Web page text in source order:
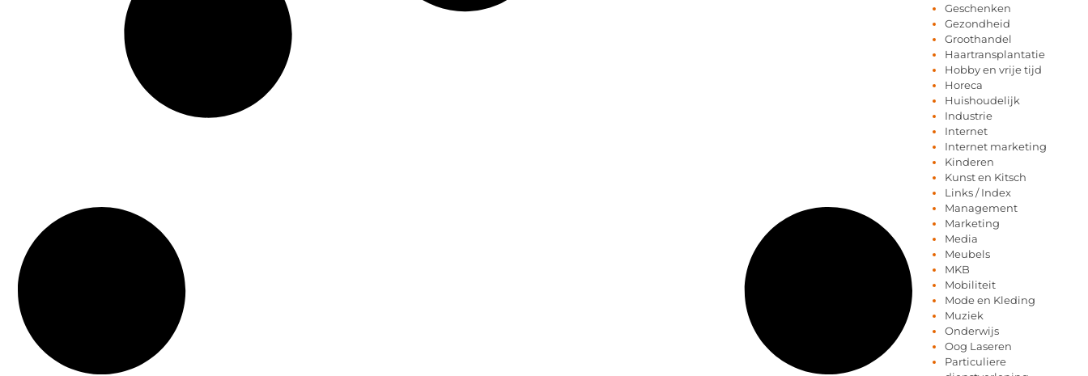
Geschenken
Gezondheid
Groothandel
Haartransplantatie
Hobby en vrije tijd
Horeca
Huishoudelijk
Industrie
Internet
Internet marketing
Kinderen
Kunst en Kitsch
Links / Index
Management
Marketing
Media
Meubels
MKB
Mobiliteit
Mode en Kleding
Muziek
Onderwijs
Oog Laseren
Particuliere